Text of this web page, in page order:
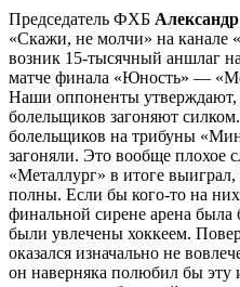
Председатель ФХБ
«Скажи, не молчи» на канале
возник 15-тысячный аншлаг
матче финала «Юность» —
Наши оппоненты утверждают,
болельщиков загоняют
болельщиков на трибуны
загоняли. Это вообще плохое
«Металлург» в итоге
полны. Если бы кого-то на них
финальной сирене арена
были увлечены хоккеем.
оказался изначально не
он наверняка полюбил бы эту